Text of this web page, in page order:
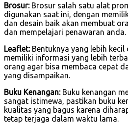
Brosur:Brosur salah satu alat
digunakan saat ini, dengan
dan desain baik akan membuat
dan mempelajari penawaran anda.
Leaflet:Bentuknya yang lebih kecil
memiliki informasi yang lebih
orang agar bisa membaca cepat
yang disampaikan.
Buku Kenangan:Buku kenangan
sangat istimewa, pastikan buku
kualitas yang bagus karena
tetap terjaga dalam waktu lama.